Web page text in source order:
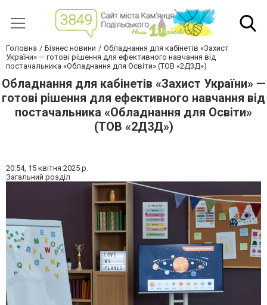
Головна Бізнес новини
Обладнання для кабінетів «Захист
України» — готові рішення для ефективного навчання від
постачальника «Обладнання для Освіти» (ТОВ «2Д3Д»)
Обладнання для кабінетів «Захист України» —
готові рішення для ефективного навчання від
постачальника «Обладнання для Освіти»
(ТОВ «2Д3Д»)
20:54, 15 квітня 2025 р.
Загальний розділ